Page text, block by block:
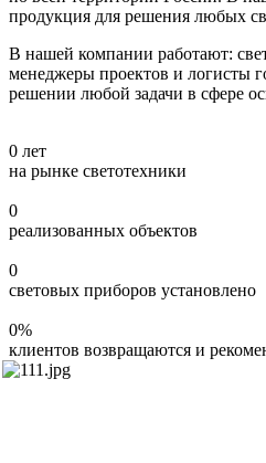
продукция для решения любых
В нашей компании работают:
менеджеры проектов и логисты
решении любой задачи в сфере
0 лет
на рынке светотехники
0
реализованных объектов
0
световых приборов установлено
0%
клиентов возвращаются и